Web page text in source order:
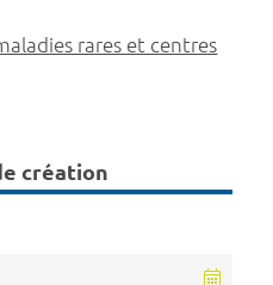
rares et centres
création